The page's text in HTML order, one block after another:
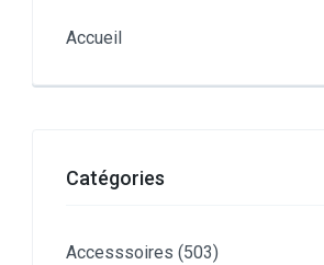
Accueil
Catégories
Accesssoires (503)